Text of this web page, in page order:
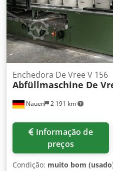
Nauen 2 191 km
Enchedora De Vree V 156
Abfüllmaschine De
preços
Condição: muito bom